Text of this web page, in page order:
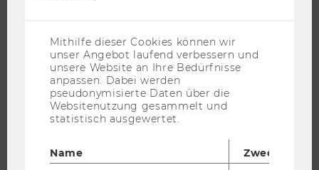
JOBPORTAL
RESEARCH CAREER
WELCOME SERVICES
JOBS MIT WU-STUDIUM
KARRIEREKONTAKTE AN DER WU
Mithilfe dieser Cookies können wir
unser Angebot laufend verbessern und
unsere Website an Ihre Bedürfnisse
anpassen. Dabei werden
pseudonymisierte Daten über die
Websitenutzung gesammelt und
statistisch ausgewertet.
Name
Zweck